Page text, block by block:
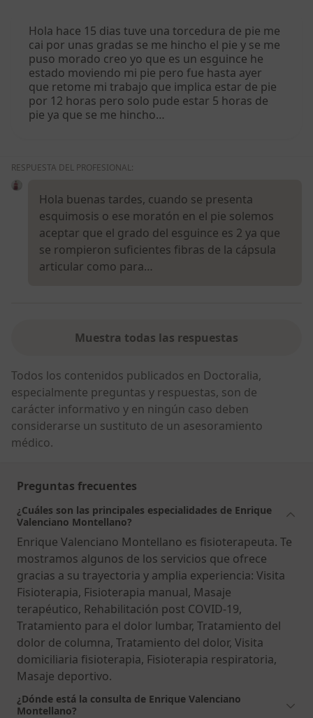
Hola hace 15 dias tuve una torcedura de pie me
cai por unas gradas se me hincho el pie y se me
puso morado creo yo que es un esguince he
estado moviendo mi pie pero fue hasta ayer
que retome mi trabajo que implica estar de pie
por 12 horas pero solo pude estar 5 horas de
pie ya que se me hincho…
RESPUESTA DEL PROFESIONAL:
Hola buenas tardes, cuando se presenta
esquimosis o ese moratón en el pie solemos
aceptar que el grado del esguince es 2 ya que
se rompieron suficientes fibras de la cápsula
articular como para…
Muestra todas las respuestas
Todos los contenidos publicados en Doctoralia,
especialmente preguntas y respuestas, son de
carácter informativo y en ningún caso deben
considerarse un sustituto de un asesoramiento
médico.
Preguntas frecuentes
¿Cuáles son las principales especialidades de Enrique
Valenciano Montellano?
Enrique Valenciano Montellano es fisioterapeuta. Te
mostramos algunos de los servicios que ofrece
gracias a su trayectoria y amplia experiencia: Visita
Fisioterapia, Fisioterapia manual, Masaje
terapéutico, Rehabilitación post COVID-19,
Tratamiento para el dolor lumbar, Tratamiento del
dolor de columna, Tratamiento del dolor, Visita
domiciliaria fisioterapia, Fisioterapia respiratoria,
Masaje deportivo.
¿Dónde está la consulta de Enrique Valenciano
Montellano?